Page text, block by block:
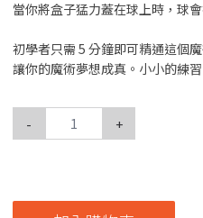
當你將盒子猛力蓋在球上時，球
初學者只需 5 分鐘即可精通這個魔
讓你的魔術夢想成真。小小的練
- +